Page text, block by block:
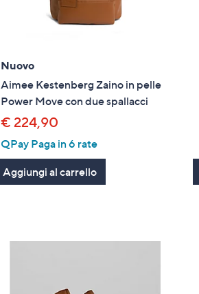
Nuovo
Aimee Kestenberg Zaino in pelle
Power Move con due spallacci
€ 224,90
QPay Paga in 6 rate
Aggiungi al carrello